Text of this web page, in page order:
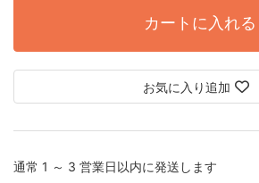
カートに入れる
お気に入り追加
通常 1 ～ 3 営業日以内に発送します